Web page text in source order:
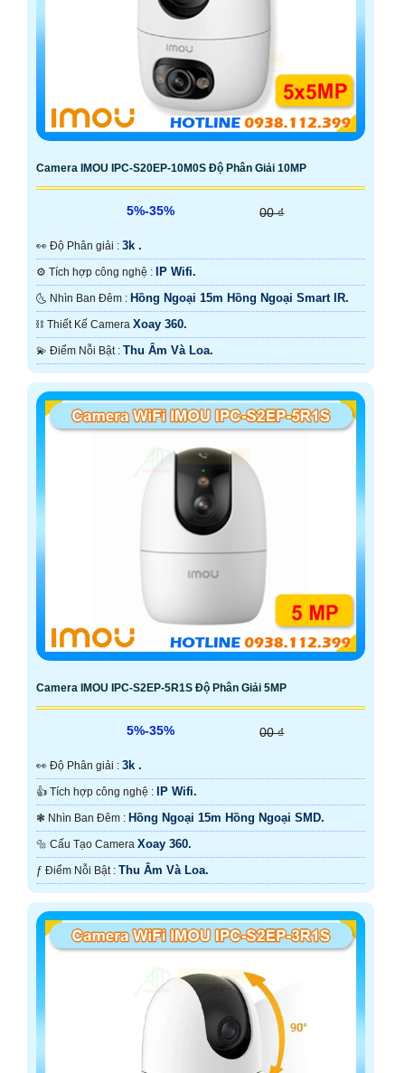
Camera IMOU IPC-S20EP-10M0S Độ Phân Giải 10MP
5%-35% 00 ₫
️👀 Độ Phân giải : 3k .
⚙ Tích hợp công nghệ : IP Wifi.
🌜 Nhìn Ban Đêm : Hồng Ngoại 15m Hồng Ngoại Smart IR.
⛓ Thiết Kế Camera Xoay 360.
️💫 Điểm Nỗi Bật : Thu Âm Và Loa.
Camera IMOU IPC-S2EP-5R1S Độ Phân Giải 5MP
5%-35% 00 ₫
️👀 Độ Phân giải : 3k .
👍 Tích hợp công nghệ : IP Wifi.
❃ Nhìn Ban Đêm : Hồng Ngoại 15m Hồng Ngoại SMD.
🔩 Cấu Tạo Camera Xoay 360.
️ƒ Điểm Nỗi Bật : Thu Âm Và Loa.